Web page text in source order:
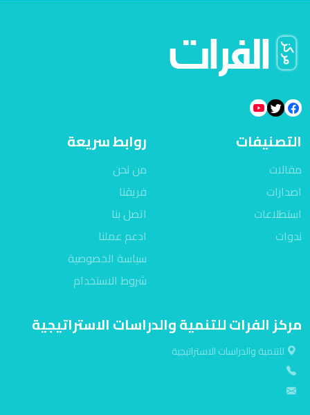
التصنيفات
مقالات
اصدارات
استطلاعات
ندوات
روابط سريعة
من نحن
فريقنا
اتصل بنا
ادعم عملنا
سياسة الخصوصية
شروط الاستخدام
مركز الفرات للتنمية والدراسات الاستراتيجية
للتنمية والدراسات الاستراتيجية